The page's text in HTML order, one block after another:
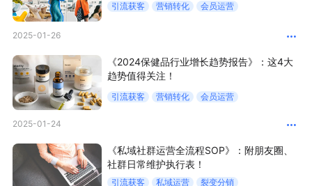
新零售大会 新零售茶会
新零售私享会
AllValue 战略合作
增长产品指南
产品更新动态 帮助中心
引流获客 营销转化 会员运营
2025-01-26
《2024保健品行业增长趋势报告》：这4大
趋势值得关注！
引流获客 营销转化 会员运营
2025-01-24
《私域社群运营全流程SOP》：附朋友圈、
社群日常维护执行表！
引流获客 私域运营 裂变分销